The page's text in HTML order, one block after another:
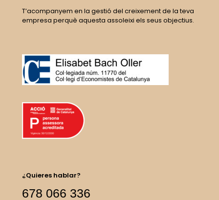
T’acompanyem en la gestió del creixement de la teva
empresa perquè aquesta assoleixi els seus objectius.
¿Quieres hablar?
678 066 336